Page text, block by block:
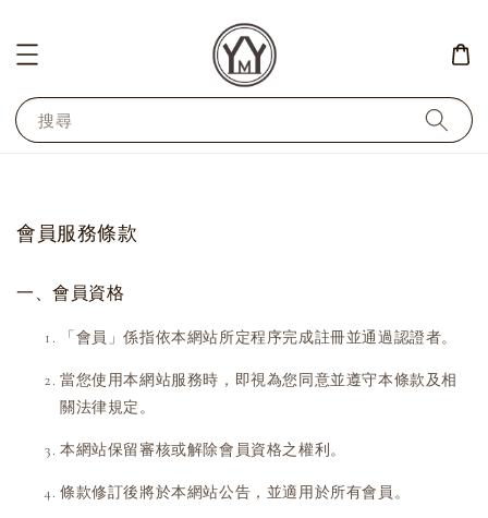
搜尋
會員服務條款
一、會員資格
「會員」係指依本網站所定程序完成註冊並通過認證者。
當您使用本網站服務時，即視為您同意並遵守本條款及相
關法律規定。
本網站保留審核或解除會員資格之權利。
條款修訂後將於本網站公告，並適用於所有會員。